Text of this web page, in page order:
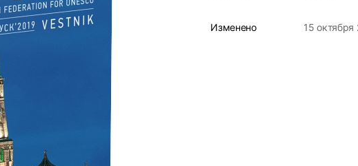
Изменено 15 октября